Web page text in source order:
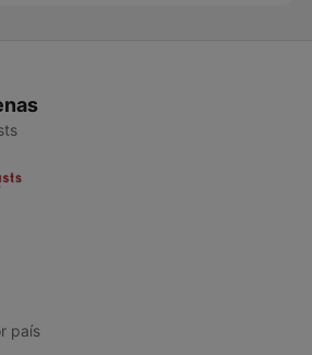
país